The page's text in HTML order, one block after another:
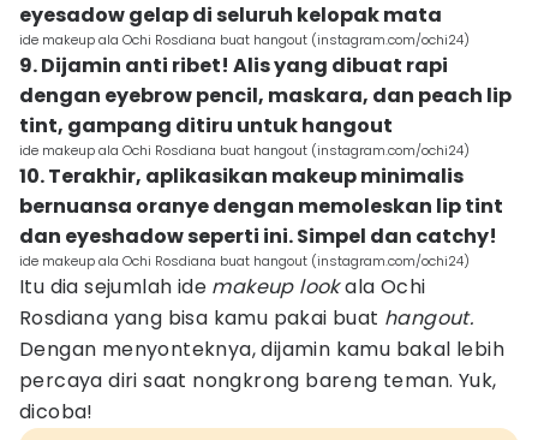
eyesadow gelap di seluruh kelopak mata
ide makeup ala Ochi Rosdiana buat hangout (instagram.com/ochi24)
9. Dijamin anti ribet! Alis yang dibuat rapi
dengan eyebrow pencil, maskara, dan peach lip
tint, gampang ditiru untuk hangout
ide makeup ala Ochi Rosdiana buat hangout (instagram.com/ochi24)
10. Terakhir, aplikasikan makeup minimalis
bernuansa oranye dengan memoleskan lip tint
dan eyeshadow seperti ini. Simpel dan catchy!
ide makeup ala Ochi Rosdiana buat hangout (instagram.com/ochi24)
Itu dia sejumlah ide makeup lookala Ochi
Rosdiana yang bisa kamu pakai buat hangout.
Dengan menyonteknya, dijamin kamu bakal lebih
percaya diri saat nongkrong bareng teman. Yuk,
dicoba!